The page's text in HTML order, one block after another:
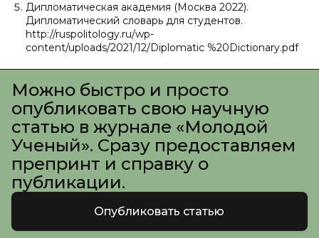
Дипломатическая академия (Москва 2022).
Дипломатический словарь для студентов.
http://ruspolitology.ru/wp-
content/uploads/2021/12/Diplomatic %20Dictionary.pdf
Можно быстро и просто
опубликовать свою научную
статью в журнале «Молодой
Ученый». Сразу предоставляем
препринт и справку о
публикации.
Опубликовать статью